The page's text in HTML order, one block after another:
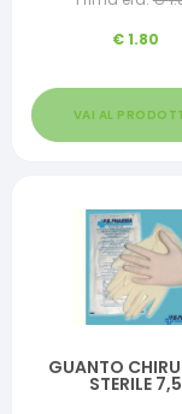
€1.80
VAI AL
GUANTO
STERILE 7,5